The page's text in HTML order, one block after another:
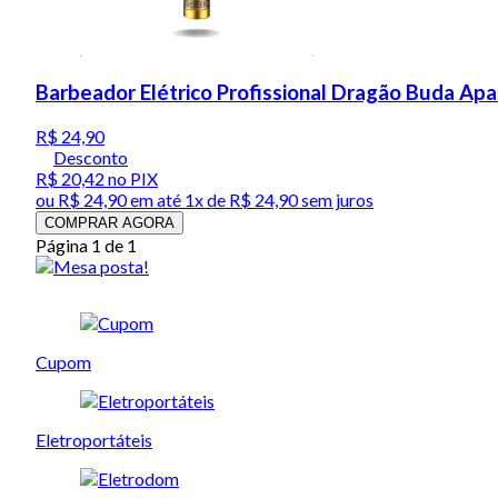
Barbeador Elétrico Profissional Dragão Buda
R$ 24,90
Desconto
R$ 20,42 no PIX
ou R$ 24,90em até 1x de R$ 24,90sem juros
COMPRAR AGORA
Página 1 de 1
Cupom
Eletroportáteis